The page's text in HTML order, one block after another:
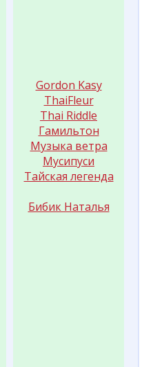
Gordon Kasy
ThaiFleur
Thai Riddle
Гамильтон
Музыка ветра
Мусипуси
Тайская легенда
Бибик Наталья